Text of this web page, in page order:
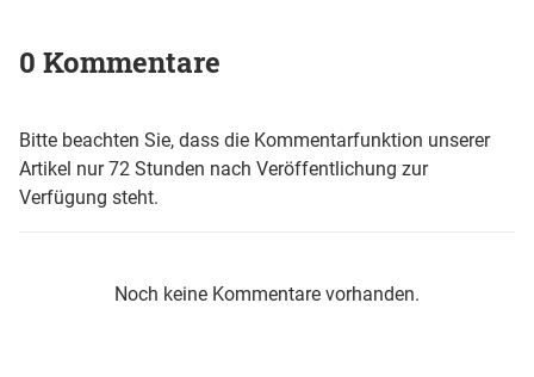
0 Kommentare
Bitte beachten Sie, dass die Kommentarfunktion unserer
Artikel nur 72 Stunden nach Veröffentlichung zur
Verfügung steht.
Noch keine Kommentare vorhanden.